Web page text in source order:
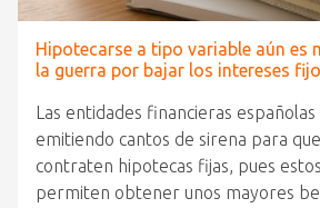
Hipotecarse a tipo variable aún es
la guerra por bajar los intereses
Las entidades financieras
emitiendo cantos de sirena para
contraten hipotecas fijas, pues
permiten obtener unos mayores